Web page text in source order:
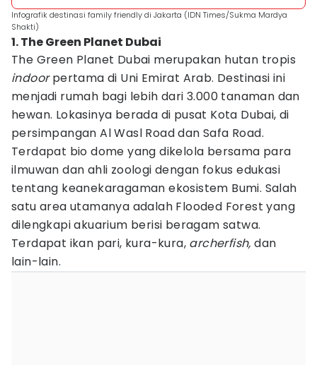
Infografik destinasi family friendly di Jakarta (IDN Times/Sukma Mardya
Shakti)
1. The Green Planet Dubai
The Green Planet Dubai merupakan hutan tropis
indoorpertama di Uni Emirat Arab. Destinasi ini
menjadi rumah bagi lebih dari 3.000 tanaman dan
hewan. Lokasinya berada di pusat Kota Dubai, di
persimpangan Al Wasl Road dan Safa Road.
Terdapat bio dome yang dikelola bersama para
ilmuwan dan ahli zoologi dengan fokus edukasi
tentang keanekaragaman ekosistem Bumi. Salah
satu area utamanya adalah Flooded Forest yang
dilengkapi akuarium berisi beragam satwa.
Terdapat ikan pari, kura-kura, archerfish, dan
lain-lain.